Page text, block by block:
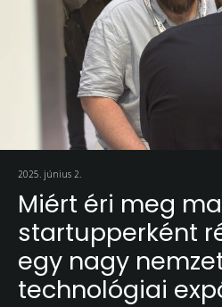
2025. június 2.
Miért éri meg
startupperként
egy nagy
technológiai